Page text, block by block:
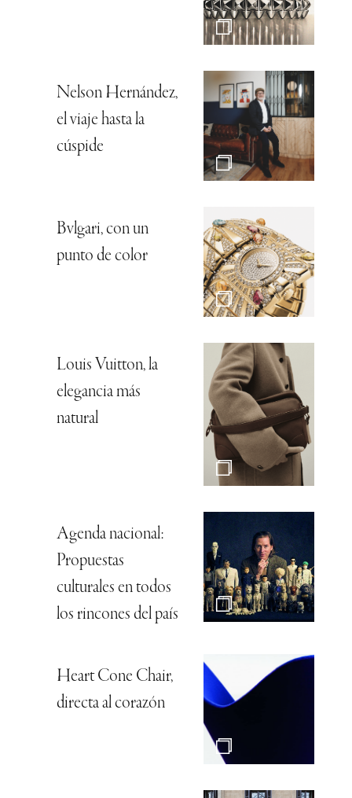
Nelson Hernández,
el viaje hasta la
cúspide
Bvlgari, con un
punto de color
Louis Vuitton, la
elegancia más
natural
Agenda nacional:
Propuestas
culturales en todos
los rincones del país
Heart Cone Chair,
directa al corazón